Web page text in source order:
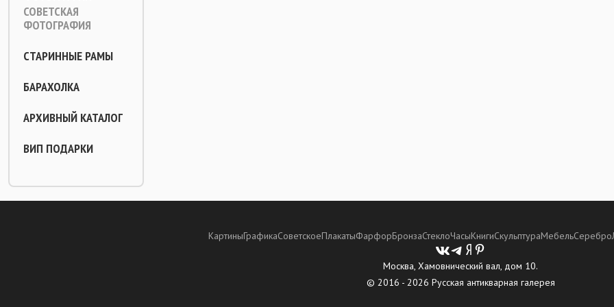
СОВЕТСКАЯ
ФОТОГРАФИЯ
СТАРИННЫЕ РАМЫ
БАРАХОЛКА
АРХИВНЫЙ КАТАЛОГ
ВИП ПОДАРКИ
КартиныГрафикаСоветскоеПлакатыФарфорБронзаСтеклоЧасыКнигиСкульптураМебельСеребро
Москва, Хамовнический вал, дом 10.
© 2016 - 2026 Русская антикварная галерея